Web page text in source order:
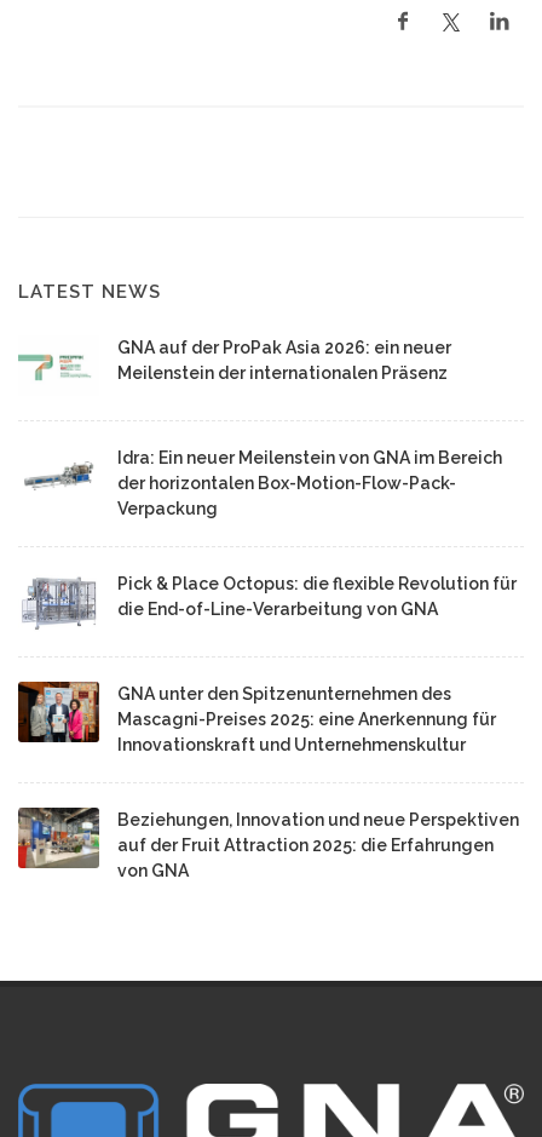
LATEST NEWS
GNA auf der ProPak Asia 2026: ein neuer
Meilenstein der internationalen Präsenz
Idra: Ein neuer Meilenstein von GNA im Bereich
der horizontalen Box-Motion-Flow-Pack-
Verpackung
Pick & Place Octopus: die flexible Revolution für
die End-of-Line-Verarbeitung von GNA
GNA unter den Spitzenunternehmen des
Mascagni-Preises 2025: eine Anerkennung für
Innovationskraft und Unternehmenskultur
Beziehungen, Innovation und neue Perspektiven
auf der Fruit Attraction 2025: die Erfahrungen
von GNA